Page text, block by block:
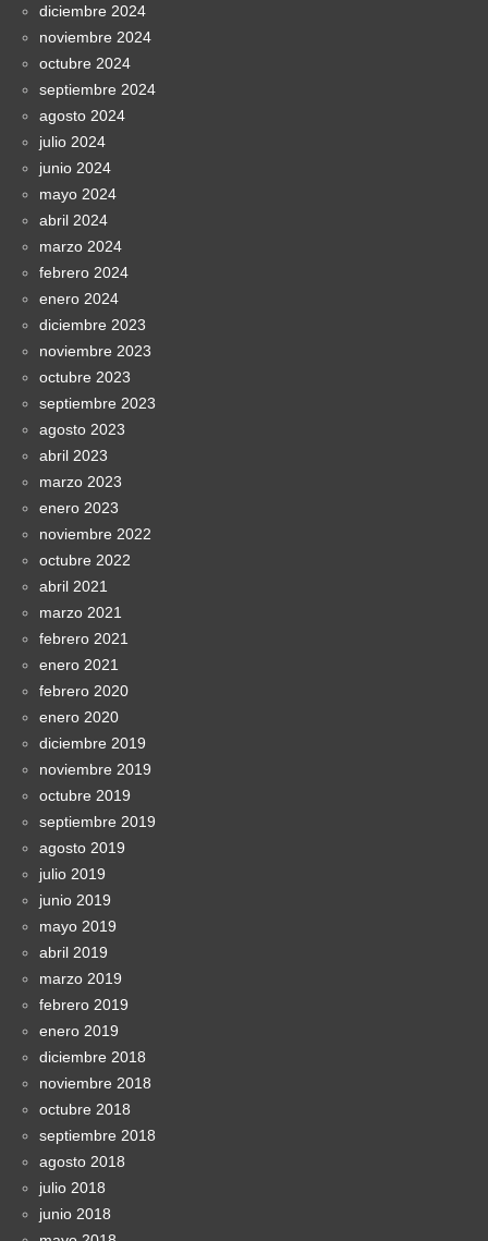
diciembre 2024
noviembre 2024
octubre 2024
septiembre 2024
agosto 2024
julio 2024
junio 2024
mayo 2024
abril 2024
marzo 2024
febrero 2024
enero 2024
diciembre 2023
noviembre 2023
octubre 2023
septiembre 2023
agosto 2023
abril 2023
marzo 2023
enero 2023
noviembre 2022
octubre 2022
abril 2021
marzo 2021
febrero 2021
enero 2021
febrero 2020
enero 2020
diciembre 2019
noviembre 2019
octubre 2019
septiembre 2019
agosto 2019
julio 2019
junio 2019
mayo 2019
abril 2019
marzo 2019
febrero 2019
enero 2019
diciembre 2018
noviembre 2018
octubre 2018
septiembre 2018
agosto 2018
julio 2018
junio 2018